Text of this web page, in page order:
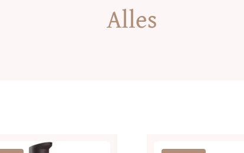
Alles